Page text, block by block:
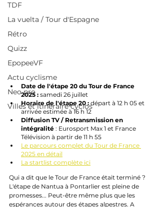
TDF
La vuelta / Tour d'Espagne
Rétro
Quizz
EpopeeVF
Actu cyclisme
Neo pro
Villes et itinéraire cyclos
Date de l'étape 20 du Tour de France
2025 : samedi 26 juillet
Horaire de l'étape 20 : départ à 12 h 05 et
arrivée estimée à 16 h 12
Diffusion TV / Retransmission en
intégralité : Eurosport Max 1 et France
Télévision à partir de 11 h 55
Le parcours complet du Tour de France
2025 en détail
La startlist complète ici
Qui a dit que le Tour de France était terminé ?
L'étape de Nantua à Pontarlier est pleine de
promesses... Peut-être même plus que les
espérances autour des étapes alpestres. A